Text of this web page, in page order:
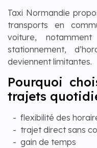
Taxi Normandie
transports en
voiture,
stationnement,
deviennent limitantes.
Pourquoi
trajets
flexibilité des
trajet direct sans
gain de temps